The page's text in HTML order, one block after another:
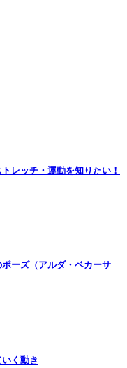
レッチ・運動を知りたい！
ーズ（アルダ・ベカーサ
く動き